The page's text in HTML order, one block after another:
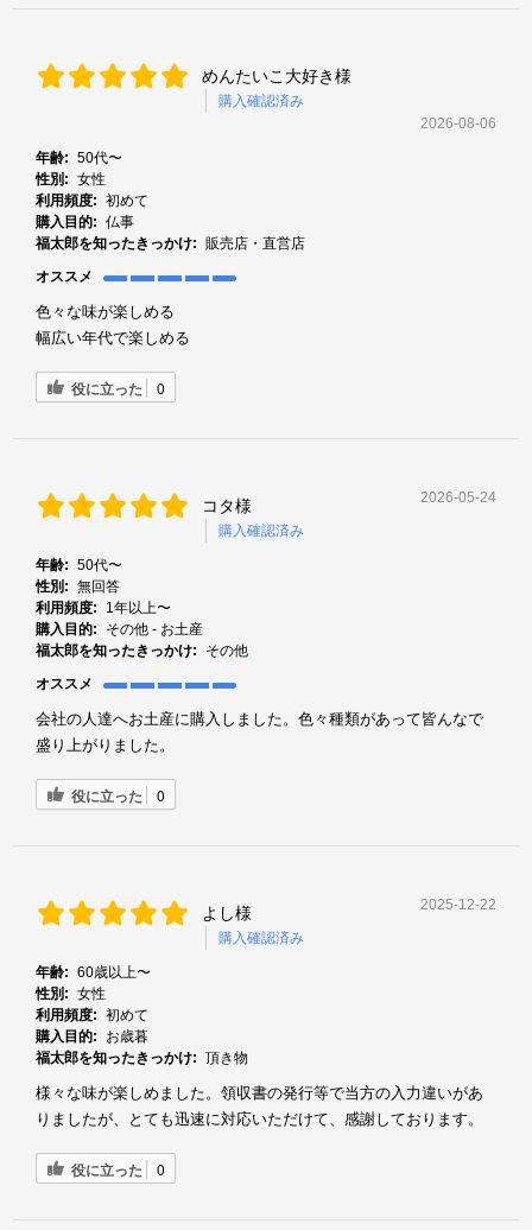
めんたいこ大好き様
購入確認済み
2026-08-06
年齢: 50代〜
性別: 女性
利用頻度: 初めて
購入目的: 仏事
福太郎を知ったきっかけ: 販売店・直営店
オススメ
色々な味が楽しめる
幅広い年代で楽しめる
役に立った 0
コタ様
購入確認済み
2026-05-24
年齢: 50代〜
性別: 無回答
利用頻度:
1年以上〜
購入目的:
その他 - お土産
福太郎を知ったきっかけ:
その他
オススメ
会社の人達へお土産に購入しました。色々種類があって皆んなで
盛り上がりました。
役に立った 0
よし様
購入確認済み
2025-12-22
年齢: 60歳以上〜
性別: 女性
利用頻度: 初めて
購入目的:
お歳暮
福太郎を知ったきっかけ: 頂き物
様々な味が楽しめました。領収書の発行等で当方の入力違いがあ
りましたが、とても迅速に対応いただけて、感謝しております。
役に立った 0